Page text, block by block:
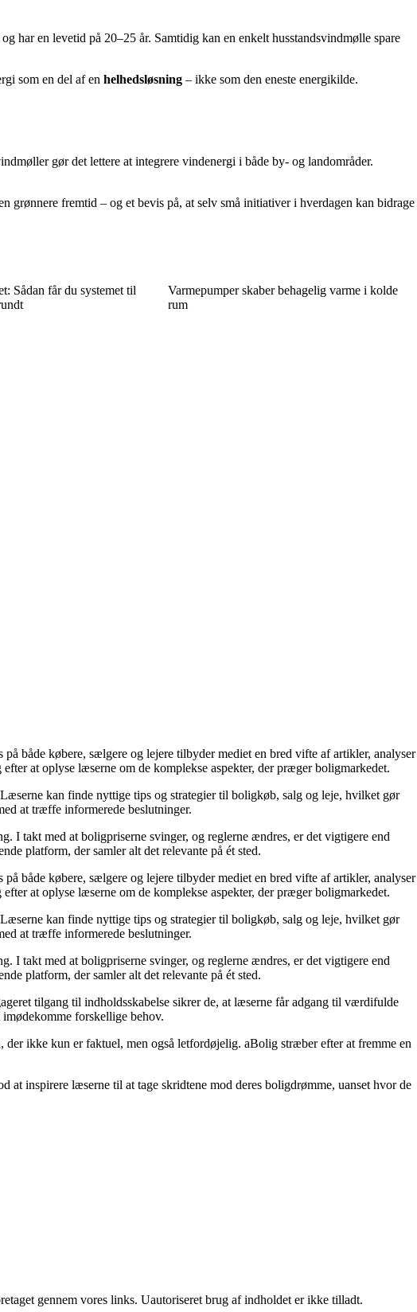
har en levetid på 20–25 år. Samtidig kan en enkelt husstandsvindmølle spare
som en del af en helhedsløsning – ikke som den eneste energikilde.
gør det lettere at integrere vindenergi i både by- og landområder.
grønnere fremtid – og et bevis på, at selv små initiativer i hverdagen kan bidrage
Sådan får du systemet til
Varmepumper skaber behagelig varme i kolde
rum
både købere, sælgere og lejere tilbyder mediet en bred vifte af artikler, analyser
at oplyse læserne om de komplekse aspekter, der præger boligmarkedet.
kan finde nyttige tips og strategier til boligkøb, salg og leje, hvilket gør
at træffe informerede beslutninger.
I takt med at boligpriserne svinger, og reglerne ændres, er det vigtigere end
platform, der samler alt det relevante på ét sted.
både købere, sælgere og lejere tilbyder mediet en bred vifte af artikler, analyser
at oplyse læserne om de komplekse aspekter, der præger boligmarkedet.
kan finde nyttige tips og strategier til boligkøb, salg og leje, hvilket gør
at træffe informerede beslutninger.
I takt med at boligpriserne svinger, og reglerne ændres, er det vigtigere end
platform, der samler alt det relevante på ét sted.
tilgang til indholdsskabelse sikrer de, at læserne får adgang til værdifulde
forskellige behov.
ikke kun er faktuel, men også letfordøjelig. aBolig stræber efter at fremme en
inspirere læserne til at tage skridtene mod deres boligdrømme, uanset hvor de
gennem vores links. Uautoriseret brug af indholdet er ikke tilladt.